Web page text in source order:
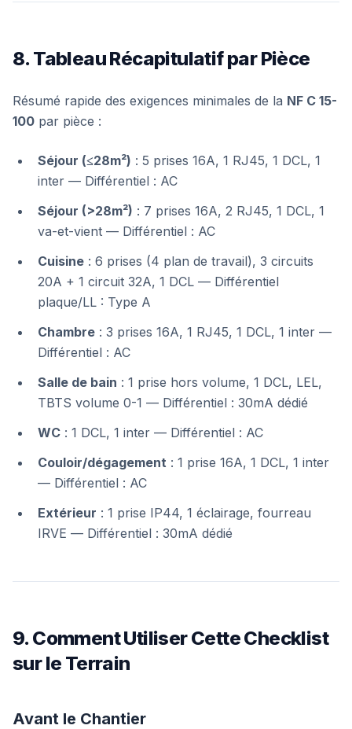
8. Tableau Récapitulatif par Pièce
Résumé rapide des exigences minimales de la NF C 15-
100 par pièce :
Séjour (≤28m²) : 5 prises 16A, 1 RJ45, 1 DCL, 1
inter — Différentiel : AC
Séjour (>28m²) : 7 prises 16A, 2 RJ45, 1 DCL, 1
va-et-vient — Différentiel : AC
Cuisine : 6 prises (4 plan de travail), 3 circuits
20A + 1 circuit 32A, 1 DCL — Différentiel
plaque/LL : Type A
Chambre : 3 prises 16A, 1 RJ45, 1 DCL, 1 inter —
Différentiel : AC
Salle de bain : 1 prise hors volume, 1 DCL, LEL,
TBTS volume 0-1 — Différentiel : 30mA dédié
WC : 1 DCL, 1 inter — Différentiel : AC
Couloir/dégagement : 1 prise 16A, 1 DCL, 1 inter
— Différentiel : AC
Extérieur : 1 prise IP44, 1 éclairage, fourreau
IRVE — Différentiel : 30mA dédié
9. Comment Utiliser Cette Checklist
sur le Terrain
Avant le Chantier